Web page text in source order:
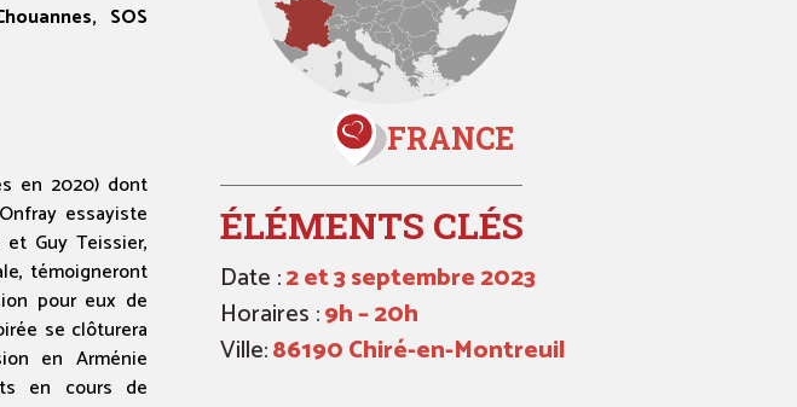
SOS
en 2020) dont
essayiste
Guy Teissier,
témoigneront
pour eux de
se clôturera
en Arménie
en cours de
FRANCE
ÉLÉMENTS CLÉS
Date :2 et 3 septembre 2023
Horaires :9h – 20h
Ville:86190 Chiré-en-Montreuil